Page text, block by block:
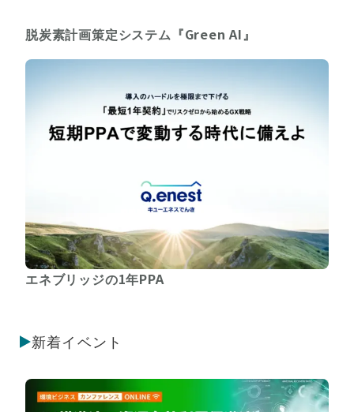
脱炭素計画策定システム『Green AI』
エネブリッジの1年PPA
新着イベント